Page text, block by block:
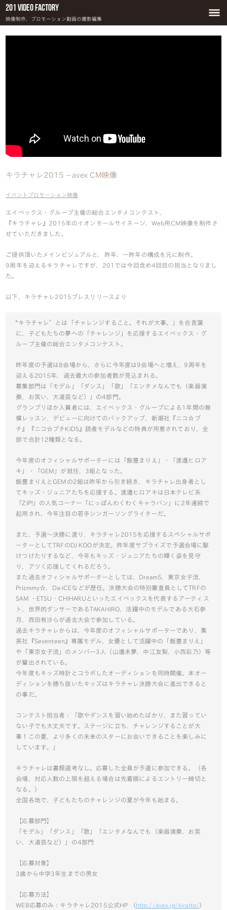
201 Video Factory
映像制作、プロモーション動画の撮影編集
キラチャレ2015 – avex CM映像
イベントプロモーション映像
エイベックス・グループ主催の総合エンタメコンテスト、
『キラチャレ』2015年のイオンモールサイネージ、Web用CM映像を制作さ
せていただきました。
ご提供頂いたメインビジュアルと、昨年、一昨年の構成を元に制作。
9周年を迎えるキラチャレですが、201では今回含め4回目の担当となりまし
た。
以下、キラチャレ2015プレスリリースより
‶キラチャレ″とは「チャレンジすること。それが大事。」を合言葉
に、子どもたちの夢への「チャレンジ」を応援するエイベックス・グ
ループ主催の総合エンタメコンテスト。
昨年度の予選は8会場から、さらに今年度は9会場へと増え、9周年を
迎える2015年、過去最大の参加者数が見込まれる。
募集部門は「モデル」「ダンス」「歌」「エンタメなんでも（楽器演
奏、お笑い、大道芸など）」の4部門。
グランプリほか入賞者には、エイベックス・グループによる1年間の無
償レッスン、デビューに向けてのバックアップ、新潮社『ニコ☆プ
チ』『ニコ☆プチKIDS』読者モデルなどの特典が用意されており、全
部で合計12種類となる。
今年度のオフィシャルサポーターには「飯豊まりえ」・「渡邊ヒロア
キ」・「GEM」が就任、3組となった。
飯豊まりえとGEMの2組は昨年から引き続き、キラチャレ出身者とし
てキッズ・ジュニアたちを応援する。渡邊ヒロアキは日本テレビ系
「ZIP!」の人気コーナー「にっぽんわくわくキャラバン」に2年連続で
起用され、今年注目の若手シンガーソングライターだ。
また、予選～決勝に渡り、キラチャレ2015を応援するスペシャルサポ
ーターとしてTRFのDJ KOOが決定。昨年度サプライズで予選会場に駆
けつけたりするなど、今年もキッズ・ジュニアたちの輝く姿を見守
り、アツく応援してくれるだろう。
また過去オフィシャルサポーターとしては、Dream5、東京女子流、
Prizmmy☆、Da-iCEなどが歴任。決勝大会の特別審査員としてTRFの
SAM ・ETSU・CHIHARUといったエイベックスを代表するアーティス
ト、世界的ダンサーであるTAKAHIRO、活躍中のモデルである大石参
月、西田有沙らが過去大会で参加している。
過去キラチャレからは、今年度のオフィシャルサポーターであり、集
英社『Seventeen』専属モデル、女優として活躍中の「飯豊まりえ」
や「東京女子流」のメンバー3人（山邊未夢、中江友梨、小西彩乃）等
が輩出されている。
今年度もキッズ時計とコラボしたオーディションを同時開催。本オー
ディションを勝ち抜いたキッズはキラチャレ決勝大会に進出できると
の事だ。
コンテスト担当者：「歌やダンスを習い始めたばかり、また習ってい
ない子でも大丈夫です。ステージに立ち、チャレンジすることが大
事！この夏、より多くの未来のスターにお会いできることを楽しみに
しています。」
キラチャレは書類選考なし。応募した全員が予選に参加できる。（各
会場、対応人数の上限を超える場合は先着順によるエントリー締切と
なる。）
全国各地で、子どもたちのチャレンジの夏が今年も始まる。
【応募部門】
「モデル」「ダンス」「歌」「エンタメなんでも（楽器演奏、お笑
い、大道芸など）」の4部門
【応募対象】
3歳から中学3年生までの男女
【応募方法】
WEB応募のみ：キラチャレ2015公式HP （ http://avex.jp/kiratto/）